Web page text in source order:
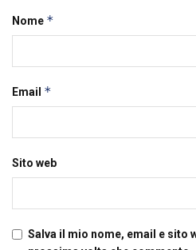
Nome *
Email *
Sito web
Salva il mio nome, email e sito